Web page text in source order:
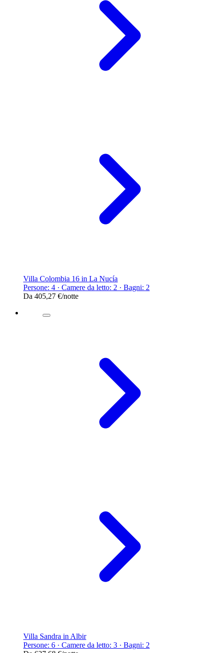
Villa Colombia 16 in La Nucía
Persone: 4 · Camere da letto: 2 · Bagni: 2
Da 405,27 €/notte
Villa Sandra in Albir
Persone: 6 · Camere da letto: 3 · Bagni: 2